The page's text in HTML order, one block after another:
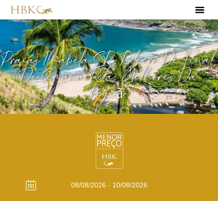
Praias Ilhabela SP: Roteiro De Final
De Semana Pelas Melhores Da
Região